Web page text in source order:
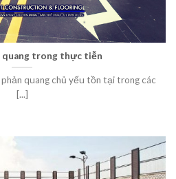
quang trong thực tiễn
quang chủ yếu tồn tại trong các
[...]